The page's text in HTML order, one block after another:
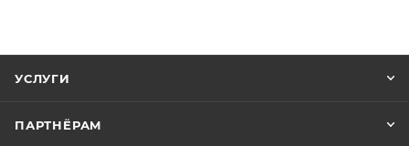
УСЛУГИ
ПАРТНЁРАМ